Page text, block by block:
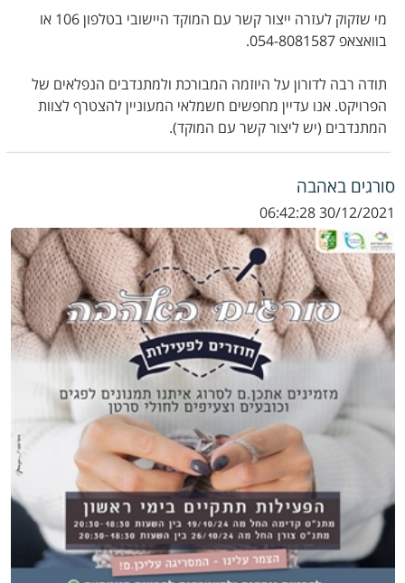
מי שזקוק לעזרה ייצור קשר עם המוקד היישובי בטלפון 106 או
בוואצאפ 054-8081587.
תודה רבה לדורון על היוזמה המבורכת ולמתנדבים הנפלאים של
הפרויקט. אנו עדיין מחפשים חשמלאי המעוניין להצטרף לצוות
המתנדבים (יש ליצור קשר עם המוקד).
סורגים באהבה
30/12/2021 06:42:28